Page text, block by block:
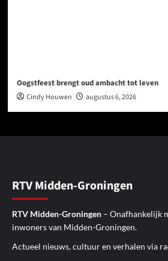
Oogstfeest brengt oud ambacht tot leven
Cindy Houwen augustus 6, 2026
RTV Midden-Groningen
RTV Midden-Groningen – Onafhankelijk
inwoners van Midden-Groningen.
Actueel nieuws, cultuur en verhalen via